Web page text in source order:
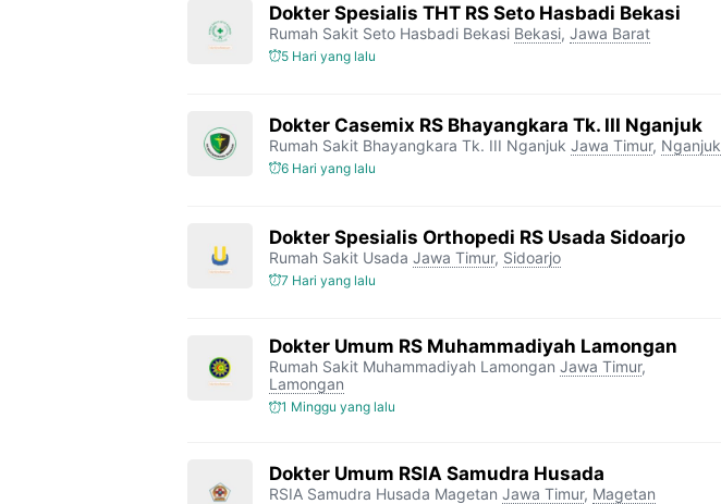
Dokter Spesialis THT RS Seto Hasbadi Bekasi
Rumah Sakit Seto Hasbadi Bekasi Bekasi, Jawa Barat
5 Hari yang lalu
Dokter Casemix RS Bhayangkara Tk. III Nganjuk
Rumah Sakit Bhayangkara Tk. III Nganjuk Jawa Timur, Nganjuk
6 Hari yang lalu
Dokter Spesialis Orthopedi RS Usada Sidoarjo
Rumah Sakit Usada Jawa Timur, Sidoarjo
7 Hari yang lalu
Dokter Umum RS Muhammadiyah Lamongan
Rumah Sakit Muhammadiyah Lamongan Jawa Timur,
Lamongan
1 Minggu yang lalu
Dokter Umum RSIA Samudra Husada
RSIA Samudra Husada Magetan Jawa Timur, Magetan